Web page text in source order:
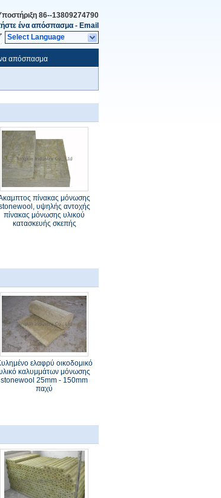
86--13809274790
ένα απόσπασμα - Email
Select Language
απόσπασμα
πίνακας μόνωσης
υψηλής αντοχής
πίνακας μόνωσης υλικού
κατασκευής σκεπής
ελαφρύ οικοδομικό
καλυμμάτων μόνωσης
stonewool 25mm - 150mm
παχύ